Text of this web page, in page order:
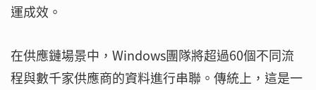
運成效。
在供應鏈場景中，Windows團隊將超過60個不同流
程與數千家供應商的資料進行串聯。傳統上，這是一